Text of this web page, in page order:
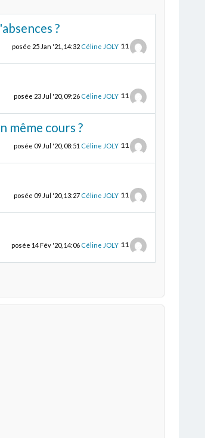
?
posée 25 Jan '21, 14:32 Céline JOLY 11
posée 23 Jul '20, 09:26 Céline JOLY 11
même cours ?
posée 09 Jul '20, 08:51 Céline JOLY 11
posée 09 Jul '20, 13:27 Céline JOLY 11
posée 14 Fév '20, 14:06 Céline JOLY 11